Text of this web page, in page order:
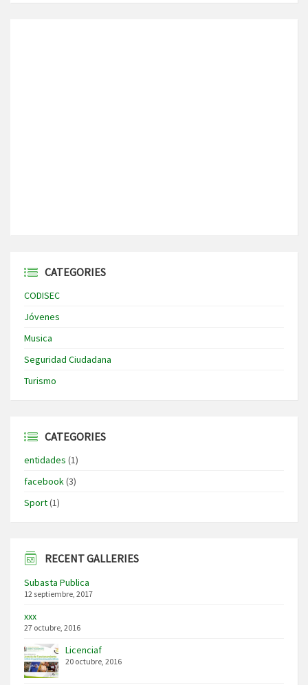
CATEGORIES
CODISEC
Jóvenes
Musica
Seguridad Ciudadana
Turismo
CATEGORIES
entidades (1)
facebook(3)
Sport(1)
RECENT GALLERIES
Subasta Publica
12 septiembre, 2017
xxx
27 octubre, 2016
Licenciaf
20 octubre, 2016